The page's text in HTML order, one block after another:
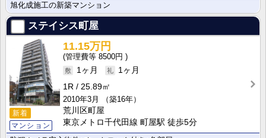
旭化成施工の新築マンション
ステイシス町屋
新着
マンション
11.15万円
8500円
1ヶ月
1ヶ月
1R
25.89㎡
2010年3月
（築16年）
荒川区町屋
東京メトロ千代田線 町屋駅 徒歩5分